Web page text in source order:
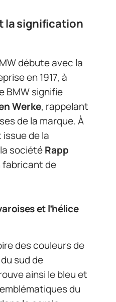
la signification
débute avec la
en 1917, à
BMW signifie
Werke, rappelant
de la marque. À
issue de la
sociétéRapp
fabricant de
et l’hélice
des couleurs de
sud de
ainsi le bleu et
du